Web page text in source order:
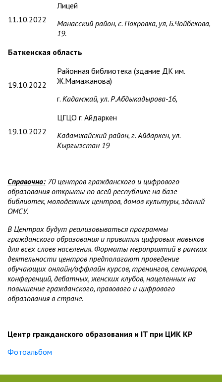
11.10.2022
Лицей
Манасский район, с. Покровка, ул, Б.Чойбекова,
19.
Баткенская область
19.10.2022
Районная библиотека (здание ДК им.
Ж.Мамажанова)
г. Кадамжай, ул. Р.Абдыкадырова-16,
19.10.2022
ЦГЦО г. Айдаркен
Кадамжайский район, г. Айдаркен, ул.
Кыргызстан 19
Справочно:70 центров гражданского и цифрового
образования открыты по всей республике на базе
библиотек, молодежных центров, домов культуры, зданий
ОМСУ.
В Центрах будут реализовываться программы
гражданского образования и привития цифровых навыков
для всех слоев населения. Форматы мероприятий в рамках
деятельности центров предполагают проведение
обучающих онлайн/оффлайн курсов, тренингов, семинаров,
конференций, дебатных, женских клубов, нацеленных на
повышение гражданского, правового и цифрового
образования в стране.
Центр гражданского образования и IT при ЦИК КР
Фотоальбом